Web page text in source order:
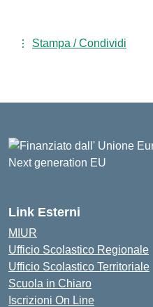
Stampa / Condividi
Link Esterni
MIUR
Ufficio Scolastico Regionale
Ufficio Scolastico Territoriale
Scuola in Chiaro
Iscrizioni On Line